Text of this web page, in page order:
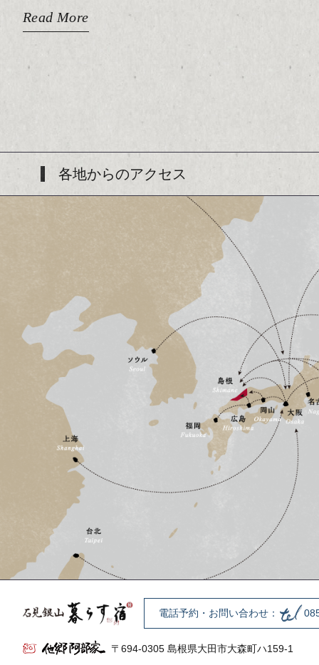
Read More
各地からのアクセス
〒694-0305 島根県大田市大森町ハ159-1
電話予約・お問い合わせ：